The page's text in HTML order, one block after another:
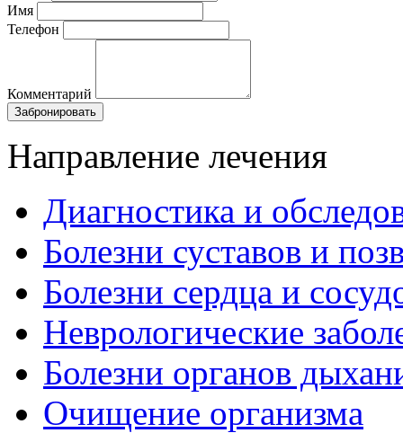
Имя
Телефон
Комментарий
Забронировать
Направление лечения
Диагностика и
Болезни суставов и
Болезни сердца и
Неврологические
Болезни органов
Очищение организма